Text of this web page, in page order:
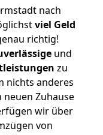
nach
viel Geld
richtig!
und
zu
nichts anderes
Zuhause
wir über
von